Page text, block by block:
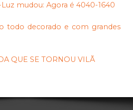
mudou: Agora é 4040-1640
todo decorado e com grandes
QUE SE TORNOU VILÃ